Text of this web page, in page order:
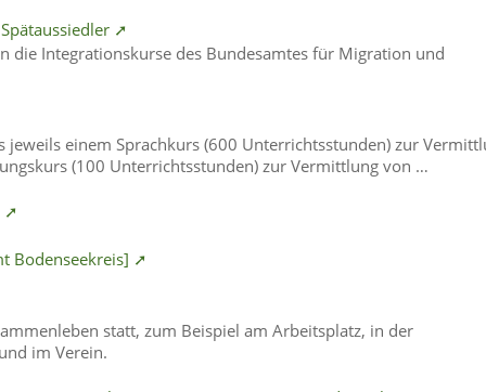
➚
die Integrationskurse des Bundesamtes für Migration und
jeweils einem Sprachkurs (600 Unterrichtsstunden) zur
(100 Unterrichtsstunden) zur Vermittlung von …
➚
Bodenseekreis] ➚
statt, zum Beispiel am Arbeitsplatz, in der
im Verein.